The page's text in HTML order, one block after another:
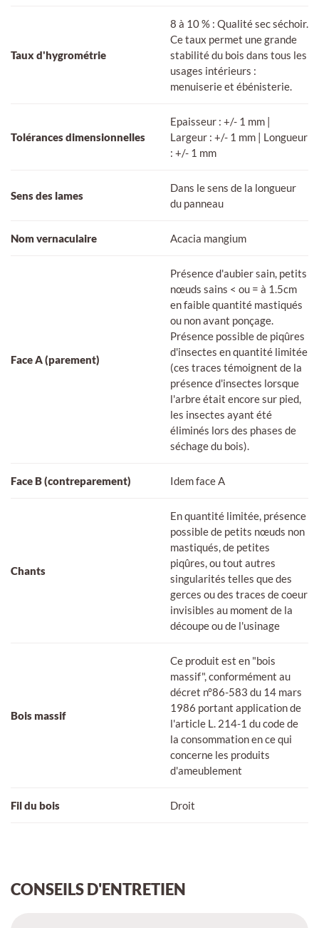
Taux d'hygrométrie
8 à 10 % : Qualité sec séchoir.
Ce taux permet une grande
stabilité du bois dans tous les
usages intérieurs :
menuiserie et ébénisterie.
Tolérances dimensionnelles
Epaisseur : +/- 1 mm |
Largeur : +/- 1 mm | Longueur
: +/- 1 mm
Sens des lames
Dans le sens de la longueur
du panneau
Nom vernaculaire Acacia mangium
Face A (parement)
Présence d'aubier sain, petits
nœuds sains < ou = à 1.5cm
en faible quantité mastiqués
ou non avant ponçage.
Présence possible de piqûres
d'insectes en quantité limitée
(ces traces témoignent de la
présence d'insectes lorsque
l'arbre était encore sur pied,
les insectes ayant été
éliminés lors des phases de
séchage du bois).
Face B (contreparement) Idem face A
Chants
En quantité limitée, présence
possible de petits nœuds non
mastiqués, de petites
piqûres, ou tout autres
singularités telles que des
gerces ou des traces de coeur
invisibles au moment de la
découpe ou de l'usinage
Bois massif
Ce produit est en "bois
massif", conformément au
décret n°86-583 du 14 mars
1986 portant application de
l'article L. 214-1 du code de
la consommation en ce qui
concerne les produits
d'ameublement
Fil du bois Droit
CONSEILS D'ENTRETIEN